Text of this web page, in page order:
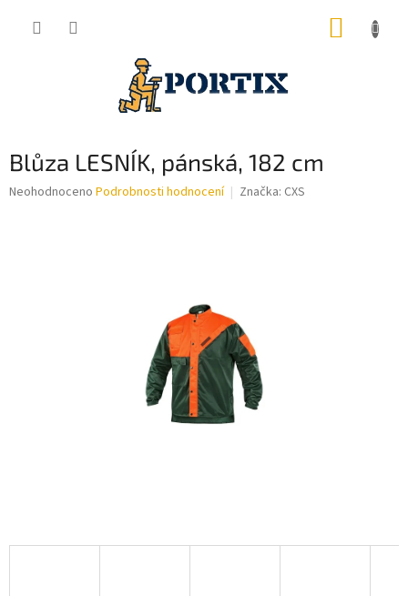
Blůza LESNÍK, pánská, 182 cm
Průměrné
Neohodnoceno Podrobnosti hodnocení Značka: CXS